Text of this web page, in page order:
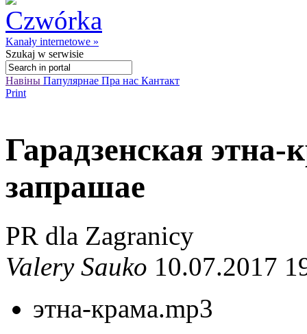
Kanały internetowe »
Szukaj w serwisie
Навіны Папулярнае Пра нас Кантакт
Print
Гарадзенская
запрашае
PR dla Zagranicy
Valery Sauko 10.07.2017
этна-крама.mp3